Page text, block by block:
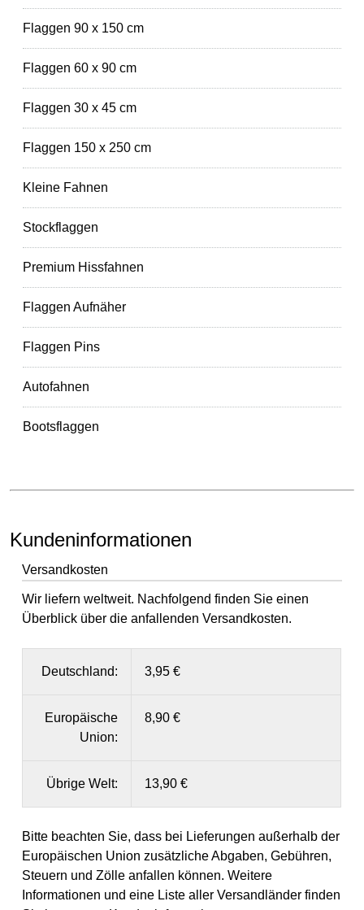
Flaggen 90 x 150 cm
Flaggen 60 x 90 cm
Flaggen 30 x 45 cm
Flaggen 150 x 250 cm
Kleine Fahnen
Stockflaggen
Premium Hissfahnen
Flaggen Aufnäher
Flaggen Pins
Autofahnen
Bootsflaggen
Kundeninformationen
Versandkosten
Wir liefern weltweit. Nachfolgend finden Sie einen
Überblick über die anfallenden Versandkosten.
Deutschland: 3,95 €
Europäische
Union:
8,90 €
Übrige Welt: 13,90 €
Bitte beachten Sie, dass bei Lieferungen außerhalb der
Europäischen Union zusätzliche Abgaben, Gebühren,
Steuern und Zölle anfallen können. Weitere
Informationen und eine Liste aller Versandländer finden